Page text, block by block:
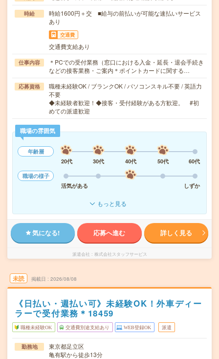
時給
時給1600円＋交 ■給与の前払いが可能な速払いサービス
あり
交通費
交通費支給あり
仕事内容
＊PCでの受付業務（窓口における入金・延長・退会手続き
などの接客業務・ご案内＊ポイントカードに関する…
応募資格
職種未経験OK / ブランクOK / パソコンスキル不要 / 英語力
不要
◆未経験者歓迎！◆接客・受付経験がある方歓迎。 #初
めての派遣歓迎
職場の雰囲気
年齢層
20代
30代 40代 50代
60代
職場の様子
活気がある
しずか
もっと見る
気になる! 応募へ進む 詳しく見る
派遣会社 株式会社スタッフサービス
未読 掲載日 2026/08/08
《日払い・週払い可》未経験OK！外車ディー
ラーで受付業務＊18459
職種未経験OK 交通費別途支給あり WEB登録OK 派遣
勤務地
東京都足立区
亀有駅から徒歩13分